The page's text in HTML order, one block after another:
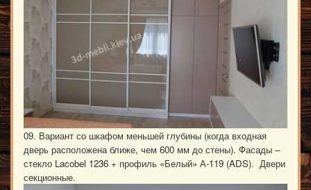
09. Вариант со шкафом меньшей глубины (когда входная
дверь расположена ближе, чем 600 мм до стены). Фасады –
стекло Lacobel 1236 + профиль «Белый» А-119 (ADS). Двери
секционные.